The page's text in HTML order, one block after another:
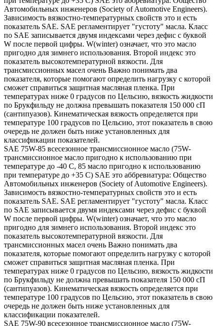
Автомобильных инженеров (Society of Automotive Engineers).
Зависимость вязкостно-температурных свойств это и есть
показатель SAE. SAE регламентирует "густоту" масла. Класс
по SAE записывается двумя индексами через дефис с буквой
W после первой цифры. W(winter) означает, что это масло
пригодно для зимнего использования. Второй индекс это
показатель высокотемпературной вязкости. Для
трансмиссионных масел очень Важно понимать два
показателя, которые помогают определить нагрузку с которой
сможет справиться защитная масляная пленка. При
температурах ниже 0 градусов по Цельсию, вязкость жидкости
по Брукфильду не должна превышать показателя 150 000 сП
(сантипуазов). Кинематическая вязкость определяется при
температуре 100 градусов по Цельсию, этот показатель в свою
очередь не должен быть ниже установленных для
классификации показателей.
SAE 75W-85 всесезонное трансмиссионное масло (75W-
трансмиссионное масло пригодно к использованию при
температуре до -40 С, 85 масло пригодно к использованию
при температуре до +35 С) SAE это аббревиатура: Общество
Автомобильных инженеров (Society of Automotive Engineers).
Зависимость вязкостно-температурных свойств это и есть
показатель SAE. SAE регламентирует "густоту" масла. Класс
по SAE записывается двумя индексами через дефис с буквой
W после первой цифры. W(winter) означает, что это масло
пригодно для зимнего использования. Второй индекс это
показатель высокотемпературной вязкости. Для
трансмиссионных масел очень Важно понимать два
показателя, которые помогают определить нагрузку с которой
сможет справиться защитная масляная пленка. При
температурах ниже 0 градусов по Цельсию, вязкость жидкости
по Брукфильду не должна превышать показателя 150 000 сП
(сантипуазов). Кинематическая вязкость определяется при
температуре 100 градусов по Цельсию, этот показатель в свою
очередь не должен быть ниже установленных для
классификации показателей.
SAE 75W-90 всесезонное трансмиссионное масло (75W-